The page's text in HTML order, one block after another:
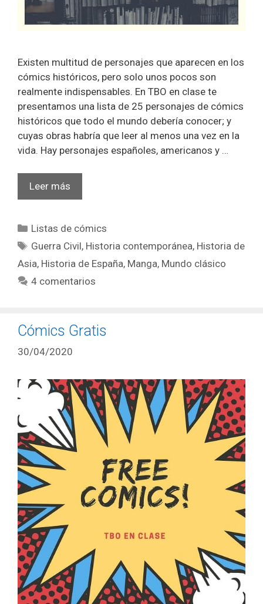
Existen multitud de personajes que aparecen en los
cómics históricos, pero solo unos pocos son
realmente indispensables. En TBO en clase te
presentamos una lista de 25 personajes de cómics
históricos que todo el mundo debería conocer; y
cuyas obras habría que leer al menos una vez en la
vida. Hay personajes españoles, americanos y …
Leer más
personajes
cómics
históricos
que
conocer
Categorías
Listas de cómics
Etiquetas
Guerra Civil, Historia contemporánea, Historia de
Asia, Historia de España, Manga, Mundo clásico
4 comentarios
Cómics Gratis
30/04/2020